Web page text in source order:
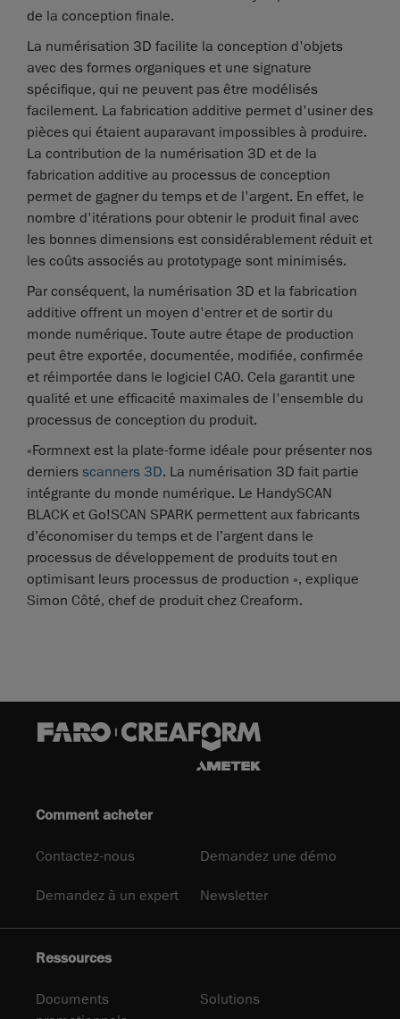
de la conception finale.
La numérisation 3D facilite la conception d'objets
avec des formes organiques et une signature
spécifique, qui ne peuvent pas être modélisés
facilement. La fabrication additive permet d'usiner des
pièces qui étaient auparavant impossibles à produire.
La contribution de la numérisation 3D et de la
fabrication additive au processus de conception
permet de gagner du temps et de l'argent. En effet, le
nombre d'itérations pour obtenir le produit final avec
les bonnes dimensions est considérablement réduit et
les coûts associés au prototypage sont minimisés.
Par conséquent, la numérisation 3D et la fabrication
additive offrent un moyen d'entrer et de sortir du
monde numérique. Toute autre étape de production
peut être exportée, documentée, modifiée, confirmée
et réimportée dans le logiciel CAO. Cela garantit une
qualité et une efficacité maximales de l'ensemble du
processus de conception du produit.
«Formnext est la plate-forme idéale pour présenter nos
derniers scanners 3D. La numérisation 3D fait partie
intégrante du monde numérique. Le HandySCAN
BLACK et Go!SCAN SPARK permettent aux fabricants
d’économiser du temps et de l’argent dans le
processus de développement de produits tout en
optimisant leurs processus de production », explique
Simon Côté, chef de produit chez Creaform.
Comment acheter
Contactez-nous Demandez une démo
Demandez à un expert Newsletter
Ressources
Documents
Solutions